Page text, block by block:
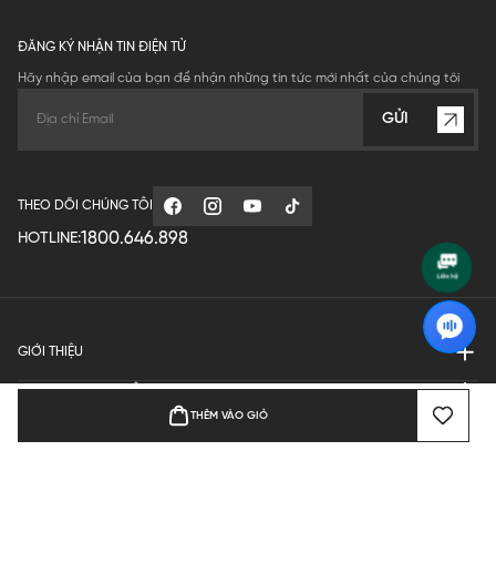
THÊM VÀO GIỎ
ĐĂNG KÝ NHẬN TIN ĐIỆN TỬ
Hãy nhập email của bạn để nhận những tin tức mới nhất của chúng tôi
GỬI
THEO DÕI CHÚNG TÔI
HOTLINE:1800.646.898
GIỚI THIỆU
QUY ĐỊNH HOẠT ĐỘNG